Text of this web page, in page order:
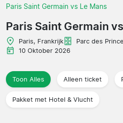
Competities
Paris Saint Germain vs Le Mans
Paris Saint Germain
Paris, Frankrijk Parc des
10 Oktober 2026
Toon Alles Alleen ticket
Pakket met Hotel & Vlucht